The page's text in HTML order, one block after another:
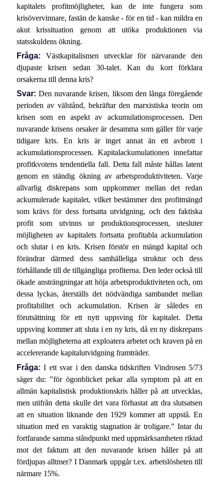
kapitalets profitmöjligheter, kan de inte fungera som
krisövervinnare, fastän de kanske - för en tid - kan mildra en
akut krissituation genom att utöka produktionen via
statsskuldens ökning.
Fråga: Västkapitalismen utvecklar för närvarande den
djupaste krisen sedan 30-talet. Kan du kort förklara
orsakerna till denna kris?
Svar: Den nuvarande krisen, liksom den långa föregående
perioden av välstånd, bekräftar den marxistiska teorin om
krisen som en aspekt av ackumulationsprocessen. Den
nuvarande krisens orsaker är desamma som gäller för varje
tidigare kris. En kris är inget annat än ett avbrott i
ackumulationsprocessen. Kapitalackumulationen innefattar
profitkvotens tendentiella fall. Detta fall måste hållas latent
genom en ständig ökning av arbetsproduktiviteten. Varje
allvarlig diskrepans som uppkommer mellan det redan
ackumulerade kapitalet, vilket bestämmer den profitmängd
som krävs för dess fortsatta utvidgning, och den faktiska
profit som utvinns ur produktionsprocessen, utesluter
möjligheten av kapitalets fortsatta profitabla ackumulation
och slutar i en kris. Krisen förstör en mängd kapital och
förändrar därmed dess samhälleliga struktur och dess
förhållande till de tillgängliga profiterna. Den leder också till
ökade ansträngningar att höja arbetsproduktiviteten och, om
dessa lyckas, återställs det nödvändiga sambandet mellan
profitabilitet och ackumulation. Krisen är således en
förutsättning för ett nytt uppsving för kapitalet. Detta
uppsving kommer att sluta i en ny kris, då en ny diskrepans
mellan möjligheterna att exploatera arbetet och kraven på en
accelererande kapitalutvidgning framträder.
Fråga: I ett svar i den danska tidskriften Vindrosen 5/73
säger du: "för ögonblicket pekar alla symptom på att en
allmän kapitalistisk produktionskris håller på att utvecklas,
men utifrån detta skulle det vara förhastat att dra slutsatsen
att en situation liknande den 1929 kommer att uppstå. En
situation med en varaktig stagnation är troligare." Intar du
fortfarande samma ståndpunkt med uppmärksamheten riktad
mot det faktum att den nuvarande krisen håller på att
fördjupas alltmer? I Danmark uppgår t.ex. arbetslösheten till
närmare 15%.